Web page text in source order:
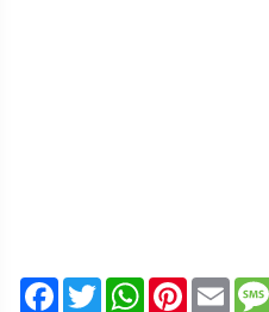
FacebookTwitterWhatsAppPinterest
Email